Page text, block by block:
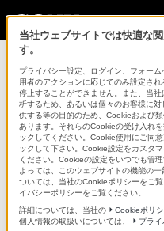
記録メディア関連 >
法人のお客様
記録メディア関連
AXS-AR3
当社ウェブサイトでは快適な
す。
プライバシー設定、ログイン、フォー
用者のアクションに応じてのみ設定さ
停止することができません。また、当
析するため、あるいは個々のお客様に
供する等の目的のため、Cookieおよび
あります。それらのCookieの受け入れ
ックしてください。Cookie使用にご同
ックして下さい。Cookie設定をカスタ
ください。Cookieの設定をいつでも管
よっては、このウェブサイトの機能の
ついては、当社のCookieポリシーをご
イバシーポリシーをご覧ください。
詳細については、当社の
Cookieポリ
個人情報の取扱いについては、
プラ